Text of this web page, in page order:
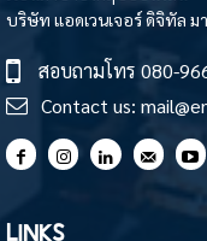
บริษัท แอดเวนเจอร์ ดิจิทัล ม
สอบถามโทร 080-
Contact us:
LINKS